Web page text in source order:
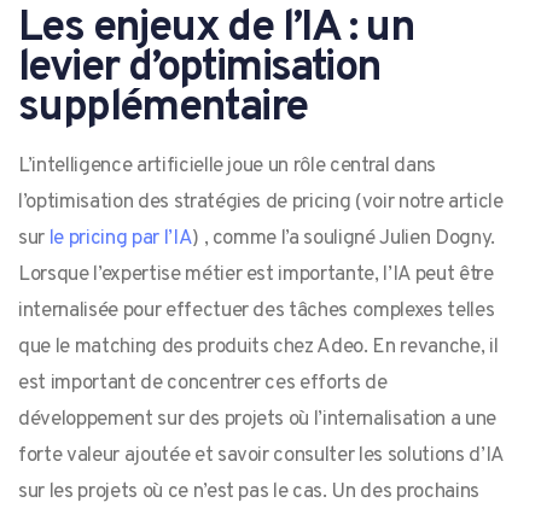
Les enjeux de l’IA : un
levier d’optimisation
supplémentaire
L’intelligence artificielle joue un rôle central dans
l’optimisation des stratégies de pricing (voir notre article
sur le pricing par l’IA) , comme l’a souligné Julien Dogny.
Lorsque l’expertise métier est importante, l’IA peut être
internalisée pour effectuer des tâches complexes telles
que le matching des produits chez Adeo. En revanche, il
est important de concentrer ces efforts de
développement sur des projets où l’internalisation a une
forte valeur ajoutée et savoir consulter les solutions d’IA
sur les projets où ce n’est pas le cas. Un des prochains